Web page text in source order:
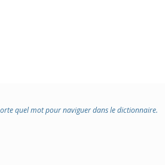
quel mot pour naviguer dans le dictionnaire.